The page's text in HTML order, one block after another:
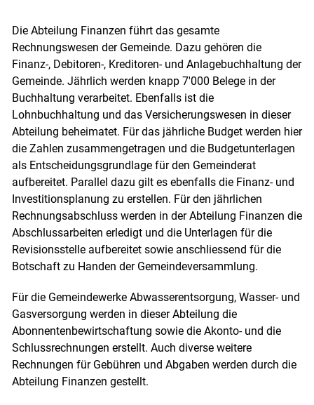
Die Abteilung Finanzen führt das gesamte
Rechnungswesen der Gemeinde. Dazu gehören die
Finanz-, Debitoren-, Kreditoren- und Anlagebuchhaltung der
Gemeinde. Jährlich werden knapp 7'000 Belege in der
Buchhaltung verarbeitet. Ebenfalls ist die
Lohnbuchhaltung und das Versicherungswesen in dieser
Abteilung beheimatet. Für das jährliche Budget werden hier
die Zahlen zusammengetragen und die Budgetunterlagen
als Entscheidungsgrundlage für den Gemeinderat
aufbereitet. Parallel dazu gilt es ebenfalls die Finanz- und
Investitionsplanung zu erstellen. Für den jährlichen
Rechnungsabschluss werden in der Abteilung Finanzen die
Abschlussarbeiten erledigt und die Unterlagen für die
Revisionsstelle aufbereitet sowie anschliessend für die
Botschaft zu Handen der Gemeindeversammlung.
Für die Gemeindewerke Abwasserentsorgung, Wasser- und
Gasversorgung werden in dieser Abteilung die
Abonnentenbewirtschaftung sowie die Akonto- und die
Schlussrechnungen erstellt. Auch diverse weitere
Rechnungen für Gebühren und Abgaben werden durch die
Abteilung Finanzen gestellt.